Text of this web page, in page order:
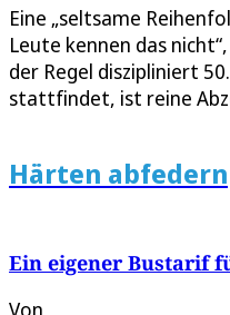
Eine „seltsame
Leute kennen das
der Regel diszipliniert
stattfindet, ist reine
Härten abfedern
Ein eigener Bustarif